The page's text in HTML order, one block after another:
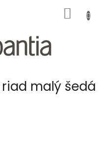
KOŠÍK
malý šedá